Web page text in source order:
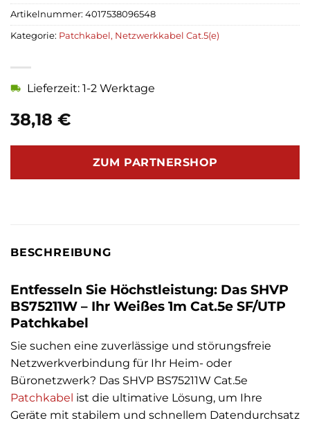
38,18 €
Lieferzeit: 1-2 Werktage
ZUM PARTNERSHOP
Artikelnummer: 4017538096548
Kategorie: Patchkabel, Netzwerkkabel Cat.5(e)
BESCHREIBUNG
Entfesseln Sie Höchstleistung: Das SHVP
BS75211W – Ihr Weißes 1m Cat.5e SF/UTP
Patchkabel
Sie suchen eine zuverlässige und störungsfreie
Netzwerkverbindung für Ihr Heim- oder
Büronetzwerk? Das SHVP BS75211W Cat.5e
Patchkabel ist die ultimative Lösung, um Ihre
Geräte mit stabilem und schnellem Datendurchsatz